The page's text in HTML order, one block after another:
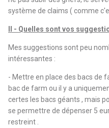
système de claims ( comme
II - Quelles sont vos
Mes suggestions sont peu
intéressantes :
- Mettre en place des bacs de
bac de farm ou il y a
certes les bacs géants , mais
se permettre de dépenser 5
restreint .